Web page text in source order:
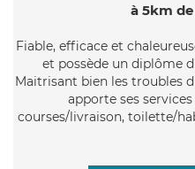
à 5km
Fiable, efficace et
et possède un diplôme
Maitrisant bien les troubles
apporte ses
courses/livraison, toilette/